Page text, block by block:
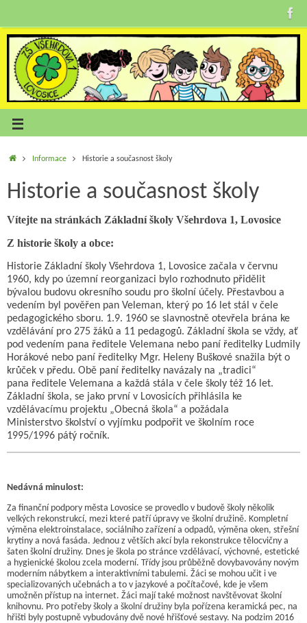
Informace Historie a současnost školy
Historie a současnost školy
Vítejte na stránkách Základní školy Všehrdova 1, Lovosice
Z historie školy a obce:
Historie Základní školy Všehrdova 1, Lovosice začala v červnu
1960, kdy po územní reorganizaci bylo rozhodnuto přidělit
bývalou budovu okresního soudu pro školní účely. Přestavbou a
vedením byl pověřen pan Veleman, který po 16 let stál v čele
pedagogického sboru. 1.9. 1960 se slavnostně otevřela brána ke
vzdělávání pro 275 žáků a 11 pedagogů. Základní škola se vždy, ať
pod vedením pana ředitele Velemana nebo paní ředitelky Ludmily
Horákové nebo paní ředitelky Mgr. Heleny Buškové snažila být o
krůček v předu. Obě paní ředitelky navázaly na „tradici“
pana ředitele Velemana a každá stála v čele školy též 16 let.
Základní škola, se jako první v Lovosicích přihlásila ke
vzdělávacímu projektu „Obecná škola“ a požádala
Ministerstvo školství o vyjímku podpořit ve školním roce
1995/1996 pátý ročník.
Nedávná minulost:
Za finanční podpory města Lovosice se provedlo v budově školy několik
velkých rekonstrukcí, mezi které patří úpravy ve školní družině. Kompletní
výměna elektroinstalace, sociálního zařízení a odpadů, výměna oken, střešní
krytiny a nová fasáda. Jednou z větších akcí byla rekonstrukce tělocvičny a
šaten školní družiny. Dnes je škola po stránce vzdělávací, výchovné, estetické
a hygienické školou zcela moderní. Třídy jsou průběžně dovybavovány novým
moderním nábytkem a interaktivními tabulemi. Žáci se mohou učit i ve
specializovaných učebnách a to v jazykové a počítačové, kde je všem
umožněn přístup na internet. Žáci mají také možnost navštěvovat školní
knihovnu. Pro potřeby školy a školní družiny byla pořízena keramická pec, na
hřišti byly postupně vybudovány dvě nové hřišťové sestavy. Na podzim 2016